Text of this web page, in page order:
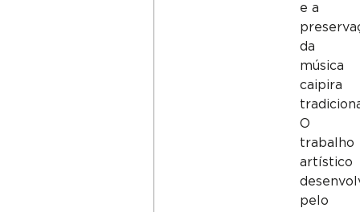
e a
da
música
caipira
O
trabalho
artístico
pelo